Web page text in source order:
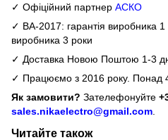
✓ Офіційний партнер АСКО
✓ ВА-2017: гарантія виробника 1
виробника 3 роки
✓ Доставка Новою Поштою 1-3
✓ Працюємо з 2016 року. Понад
Як замовити? Зателефонуйте
sales.nikaelectro@gmail.com
Читайте також